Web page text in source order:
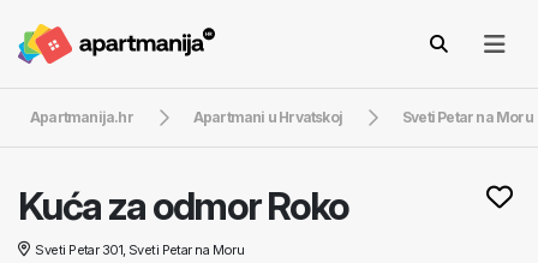
Apartmanija.hr Apartmani u Hrvatskoj Sveti Petar na Moru
Kuća za odmor Roko
Sveti Petar 301, Sveti Petar na Moru